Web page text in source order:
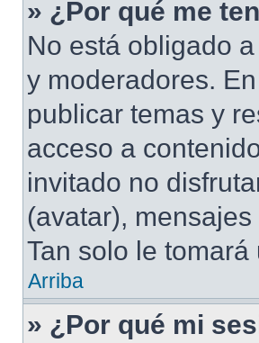
» ¿Por qué me
No está obligado
y moderadores.
publicar temas y
acceso a
invitado no
(avatar),
Tan solo le
Arriba
» ¿Por qué mi